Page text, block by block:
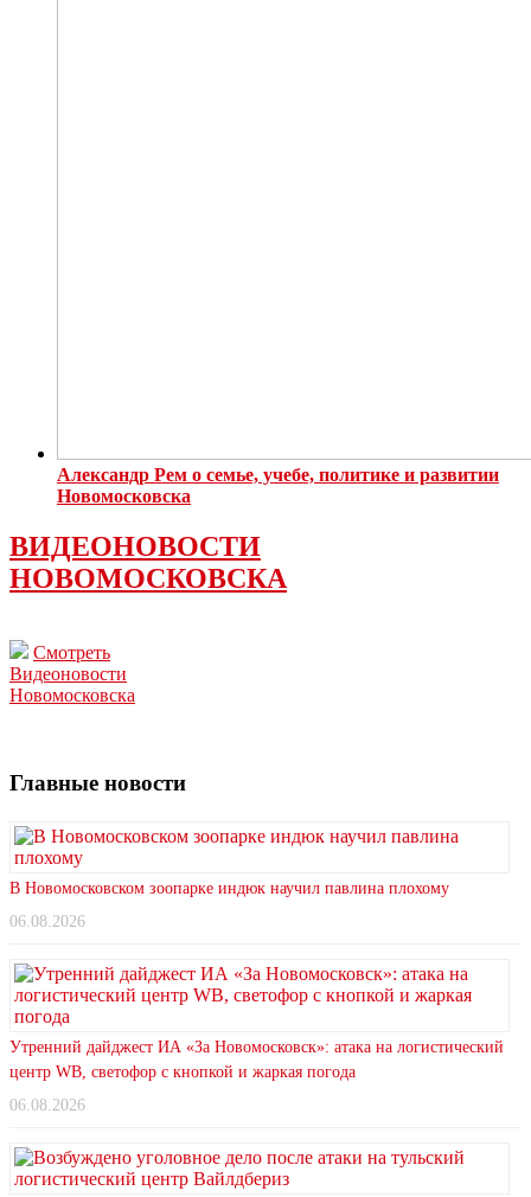
Александр Рем о семье, учебе, политике и развитии
Новомосковска
ВИДЕОНОВОСТИ
НОВОМОСКОВСКА
Смотреть
Видеоновости
Новомосковска
Главные новости
В Новомосковском зоопарке индюк научил павлина плохому
06.08.2026
Утренний дайджест ИА «За Новомосковск»: атака на логистический
центр WB, светофор с кнопкой и жаркая погода
06.08.2026